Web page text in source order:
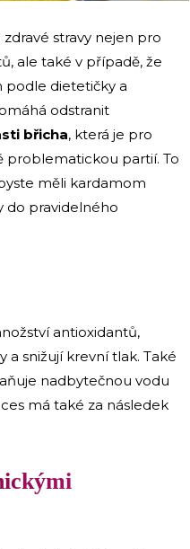
stravy nejen pro
ale také v případě, že
dietetičky a
odstranit
břicha, která je pro
problematickou partií. To
měli kardamom
do pravidelného
antioxidantů,
a snižují krevní tlak. Také
nadbytečnou vodu
má také za následek